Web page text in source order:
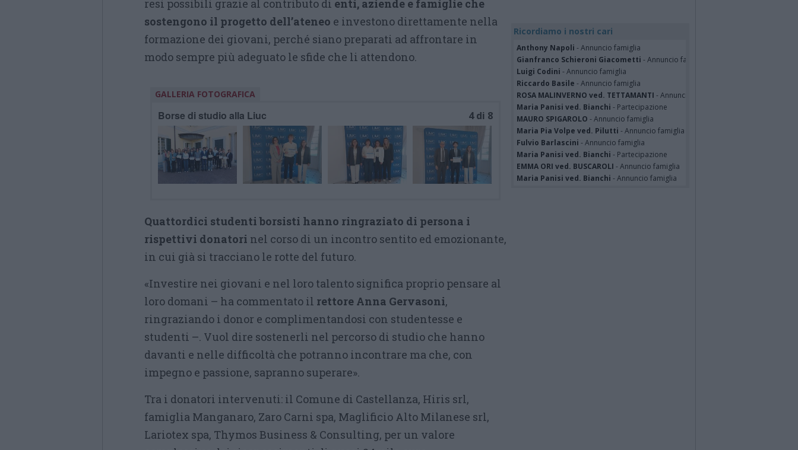
resi possibili grazie al contributo di enti, aziende e famiglie che
sostengono il progetto dell’ateneo e investono direttamente nella
formazione dei giovani, perché siano preparati ad affrontare in
modo sempre più adeguato le sfide che li attendono.
GALLERIA FOTOGRAFICA
Borse di studio alla Liuc 4 di 8
Quattordici studenti borsisti hanno ringraziato di persona i
rispettivi donatori nel corso di un incontro sentito ed emozionante,
in cui già si tracciano le rotte del futuro.
«Investire nei giovani e nel loro talento significa proprio pensare al
loro domani – ha commentato il rettore Anna Gervasoni,
ringraziando i donor e complimentandosi con studentesse e
studenti –. Vuol dire sostenerli nel percorso di studio che hanno
davanti e nelle difficoltà che potranno incontrare ma che, con
impegno e passione, sapranno superare».
Tra i donatori intervenuti: il Comune di Castellanza, Hiris srl,
famiglia Manganaro, Zaro Carni spa, Maglificio Alto Milanese srl,
Lariotex spa, Thymos Business & Consulting, per un valore
Ricordiamo i nostri cari
Anthony Napoli - Annuncio famiglia
Gianfranco Schieroni Giacometti - Annuncio famiglia
Luigi Codini - Annuncio famiglia
Riccardo Basile - Annuncio famiglia
ROSA MALINVERNO ved. TETTAMANTI - Annuncio famiglia
Maria Panisi ved. Bianchi - Partecipazione
MAURO SPIGAROLO - Annuncio famiglia
Maria Pia Volpe ved. Pilutti - Annuncio famiglia
Fulvio Barlascini - Annuncio famiglia
Maria Panisi ved. Bianchi - Partecipazione
EMMA ORI ved. BUSCAROLI - Annuncio famiglia
Maria Panisi ved. Bianchi - Annuncio famiglia